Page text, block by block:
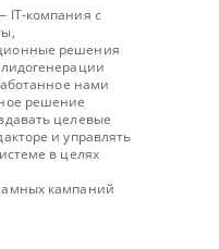
IT-компания с
решения
нами
решение
целевые
и управлять
в целях
кампаний